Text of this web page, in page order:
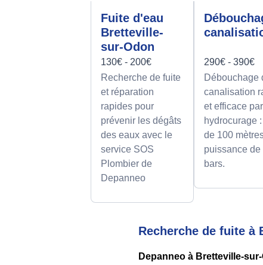
Fuite d'eau
Bretteville-
sur-Odon
130€ - 200€
Recherche de fuite
et réparation
rapides pour
prévenir les dégâts
des eaux avec le
service SOS
Plombier de
Depanneo
290€ - 390€
Débouchage
canalisation
et efficace par
hydrocurage
de 100
puissance de
bars.
Recherche de fuite à
Depanneo à Bretteville-